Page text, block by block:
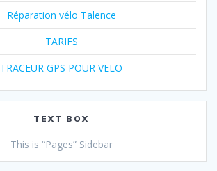
Réparation vélo Talence
TARIFS
TRACEUR GPS POUR VELO
TEXT BOX
This is “Pages” Sidebar